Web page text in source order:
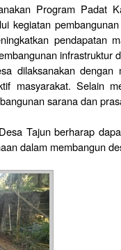
Program Padat
kegiatan
pendapatan
infrastruktur
dilaksanakan dengan
masyarakat. Selain
sarana dan
Tajun berharap
dalam membangun